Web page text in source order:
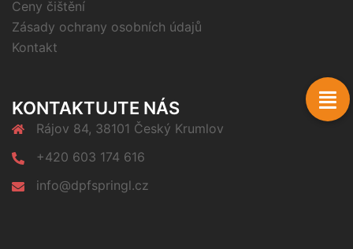
Ceny čištění
Zásady ochrany osobních údajů
Kontakt
KONTAKTUJTE NÁS
Rájov 84, 38101 Český Krumlov
+420 603 174 616
info@dpfspringl.cz